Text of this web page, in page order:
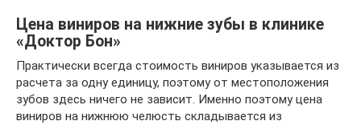
Цена виниров на нижние зубы в клинике
«Доктор Бон»
Практически всегда стоимость виниров указывается из
расчета за одну единицу, поэтому от местоположения
зубов здесь ничего не зависит. Именно поэтому цена
виниров на нижнюю челюсть складывается из